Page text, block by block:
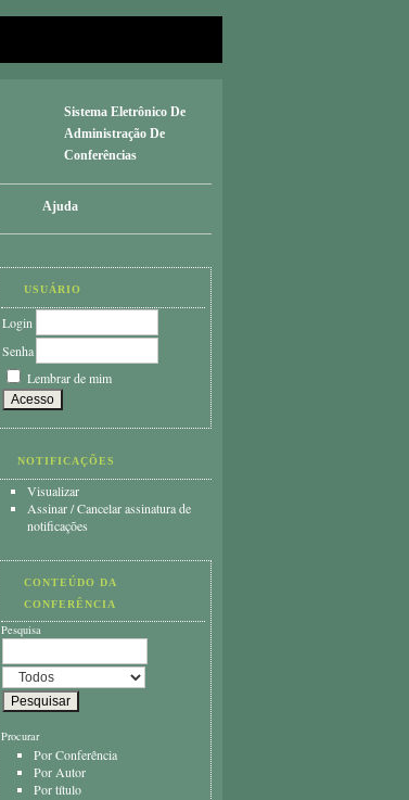
Sistema Eletrônico De
Administração De
Conferências
Ajuda
USUÁRIO
Login
Senha
Lembrar de mim
NOTIFICAÇÕES
Visualizar
Assinar/Cancelar assinatura de
notificações
CONTEÚDO DA
CONFERÊNCIA
Pesquisa
Procurar
Por Conferência
Por Autor
Por título